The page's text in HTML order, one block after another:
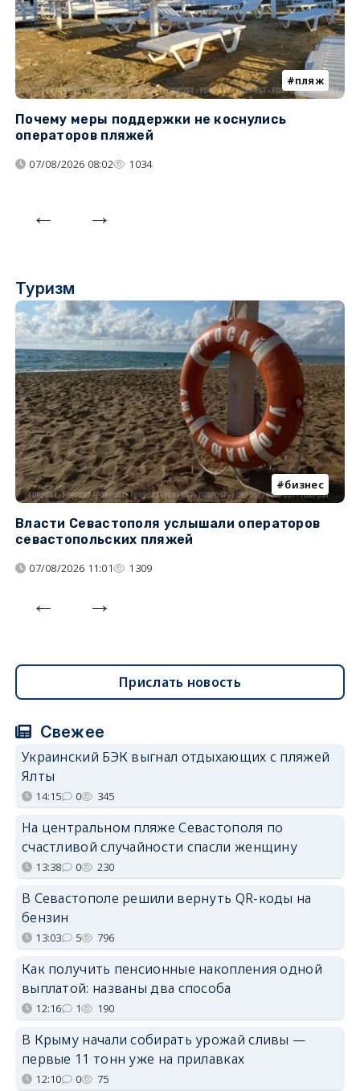
пляж
Почему меры поддержки не коснулись
операторов пляжей
07/08/2026 08:02 1034
Туризм
бизнес
Власти Севастополя услышали операторов
севастопольских пляжей
07/08/2026 11:01 1309
Прислать новость
Свежее
Украинский БЭК выгнал отдыхающих с пляжей
Ялты
14:15 0 345
На центральном пляже Севастополя по
счастливой случайности спасли женщину
13:38 0 230
В Севастополе решили вернуть QR-коды на
бензин
13:03 5 796
Как получить пенсионные накопления одной
выплатой: названы два способа
12:16 1 190
В Крыму начали собирать урожай сливы —
первые 11 тонн уже на прилавках
12:10 0 75